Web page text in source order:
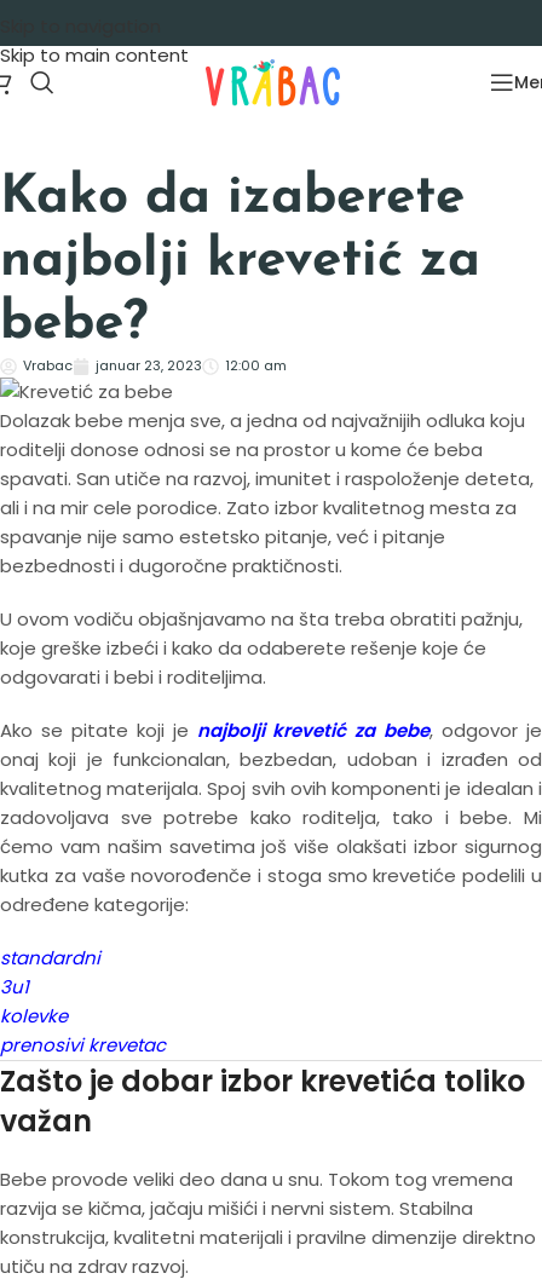
Skip to main content
Kako da izaberete
najbolji krevetić za
bebe?
Vrabac januar 23, 2023 12:00 am
Dolazak bebe menja sve, a jedna od najvažnijih odluka koju
roditelji donose odnosi se na prostor u kome će beba
spavati. San utiče na razvoj, imunitet i raspoloženje deteta,
ali i na mir cele porodice. Zato izbor kvalitetnog mesta za
spavanje nije samo estetsko pitanje, već i pitanje
bezbednosti i dugoročne praktičnosti.
U ovom vodiču objašnjavamo na šta treba obratiti pažnju,
koje greške izbeći i kako da odaberete rešenje koje će
odgovarati i bebi i roditeljima.
Ako se pitate koji je najbolji krevetić za bebe, odgovor je
onaj koji je funkcionalan, bezbedan, udoban i izrađen od
kvalitetnog materijala. Spoj svih ovih komponenti je idealan i
zadovoljava sve potrebe kako roditelja, tako i bebe. Mi
ćemo vam našim savetima još više olakšati izbor sigurnog
kutka za vaše novorođenče i stoga smo krevetiće podelili u
određene kategorije:
standardni
3u1
kolevke
prenosivi krevetac
Zašto je dobar izbor krevetića toliko
važan
Bebe provode veliki deo dana u snu. Tokom tog vremena
razvija se kičma, jačaju mišići i nervni sistem. Stabilna
konstrukcija, kvalitetni materijali i pravilne dimenzije direktno
utiču na zdrav razvoj.